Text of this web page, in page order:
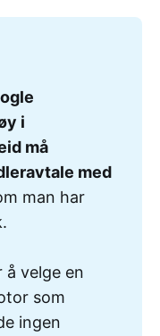
i
må
med
man har
å velge en
som
ingen